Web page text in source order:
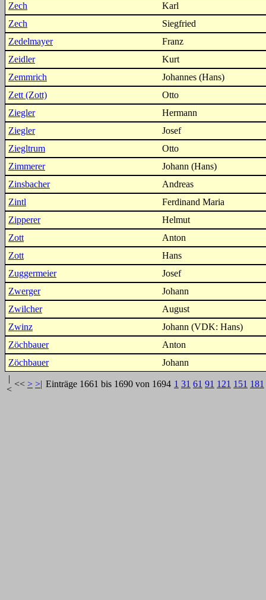
Zech
Karl
Zech
Siegfried
Zedelmayer
Franz
Zeidler
Kurt
Zemmrich
Johannes (Hans)
Zett (Zott)
Otto
Ziegler
Hermann
Ziegler
Josef
Ziegltrum
Otto
Zimmerer
Johann (Hans)
Zinsbacher
Andreas
Zintl
Ferdinand Maria
Zipperer
Helmut
Zott
Anton
Zott
Hans
Zuggermeier
Josef
Zwerger
Johann
Zwilcher
August
Zwinz
Johann (VDK: Hans)
Zöchbauer
Anton
Zöchbauer
Johann
|
<
<< > >| Einträge 1661 bis 1690 von 1694 1 31 61 91 121 151 181